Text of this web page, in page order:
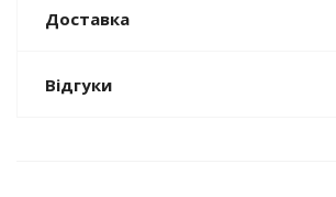
Доставка
Відгуки